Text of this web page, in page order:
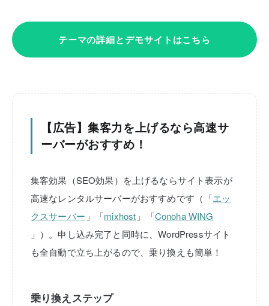
テーマの詳細とデモサイトはこちら
【広告】集客力を上げるなら高速サ
ーバーがおすすめ！
集客効果（SEO効果）を上げるならサイト表示が
高速なレンタルサーバーがおすすめです（「エッ
クスサーバー 」「mixhost 」「Conoha WING
」）。申し込み完了と同時に、WordPressサイト
も全自動で立ち上がるので、乗り換えも簡単！
乗り換えステップ